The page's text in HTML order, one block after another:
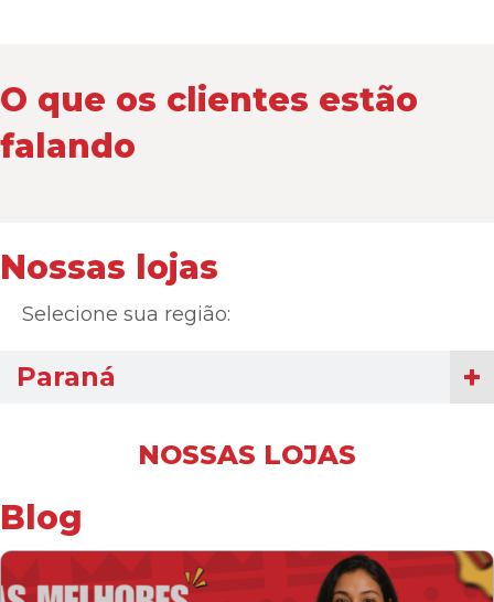
O que os clientes estão
falando
Nossas lojas
Selecione sua região:
Paraná
NOSSAS LOJAS
Blog